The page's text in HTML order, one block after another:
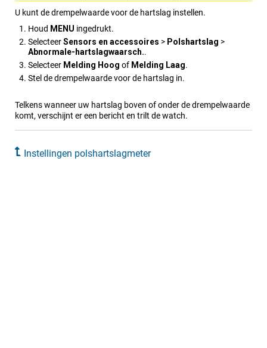
U kunt de drempelwaarde voor de hartslag instellen.
Houd MENU ingedrukt.
SelecteerSensors en acce​ssoires > Polshartslag >
Abnormale-hartslagwaarsch..
Selecteer Melding Hoog of Melding Laag.
Stel de drempelwaarde voor de hartslag in.
Telkens wanneer uw hartslag boven of onder de drempelwaarde
komt, verschijnt er een bericht en trilt de watch.
Instellingen polshartslagmeter